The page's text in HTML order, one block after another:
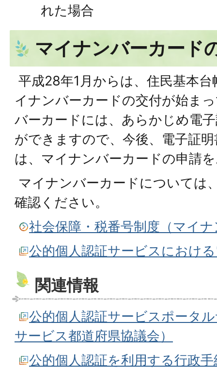
れた場合
マイナンバーカード
平成28年1月からは、住民基本
イナンバーカードの交付が始ま
バーカードには、あらかじめ電
ができますので、今後、電子証
は、マイナンバーカードの申請
マイナンバーカードについては
確認ください。
社会保障・税番号制度（マイ
公的個人認証サービスにおけ
関連情報
公的個人認証サービスポータ
サービス都道府県協議会）
公的個人認証を利用する行政